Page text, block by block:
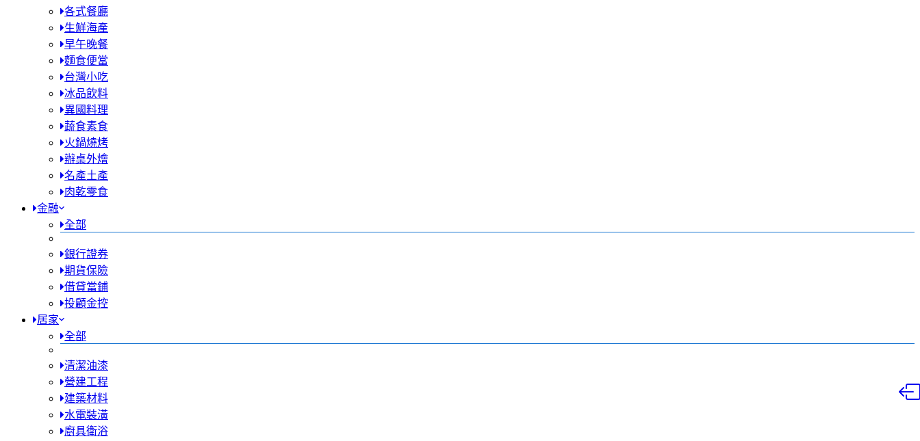
各式餐廳
生鮮海產
早午晚餐
麵食便當
台灣小吃
冰品飲料
異國料理
蔬食素食
火鍋燒烤
辦桌外燴
名產土產
肉乾零食
金融
全部
銀行證券
期貨保險
借貸當鋪
投顧金控
居家
全部
清潔油漆
營建工程
建築材料
水電裝潢
廚具衛浴